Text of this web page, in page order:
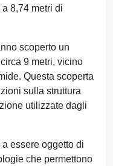
8,74 metri di
scoperto un
9 metri, vicino
Questa scoperta
sulla struttura
utilizzate dagli
essere oggetto di
che permettono